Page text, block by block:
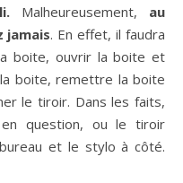
Malheureusement, au
jamais. En effet, il faudra
boite, ouvrir la boite et
boite, remettre la boite
le tiroir. Dans les faits,
question, ou le tiroir
et le stylo à côté.